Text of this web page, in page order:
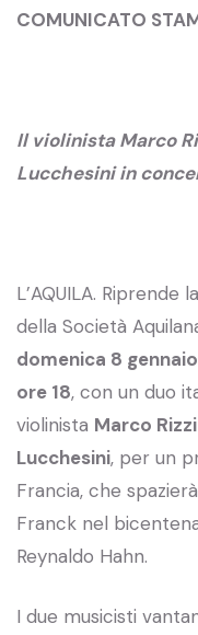
COMUNICATO
Il violinista Marco
Lucchesini in
L’AQUILA.
della Società
domenica 8 gennaio
ore 18, con un duo
violinista Marco Rizzi
Lucchesini, per un
Francia, che
Franck nel
Reynaldo Hahn.
I due musicisti